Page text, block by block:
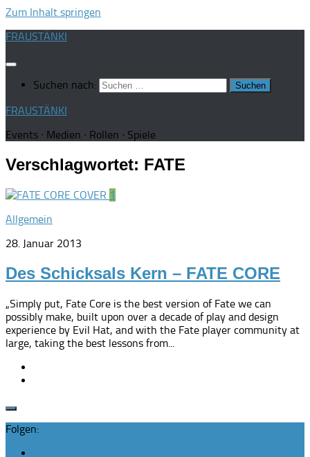
Zum Inhalt springen
FRAUSTÄNKI
Suchen nach:
FRAUSTÄNKI
Events ∙ Medien ∙ Rollen ∙ Spiele
Verschlagwortet: FATE
1
Allgemein
28. Januar 2013
Des Schicksals Kern – FATE CORE
„Simply put, Fate Core is the best version of Fate we can
possibly make, built upon over a decade of play and design
experience by Evil Hat, and with the Fate player community at
large, taking the best lessons from...
Folgen: